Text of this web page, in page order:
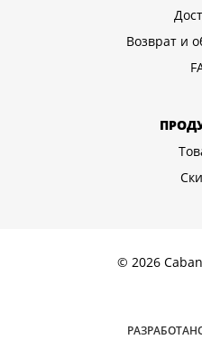
Возврат и
© 2026